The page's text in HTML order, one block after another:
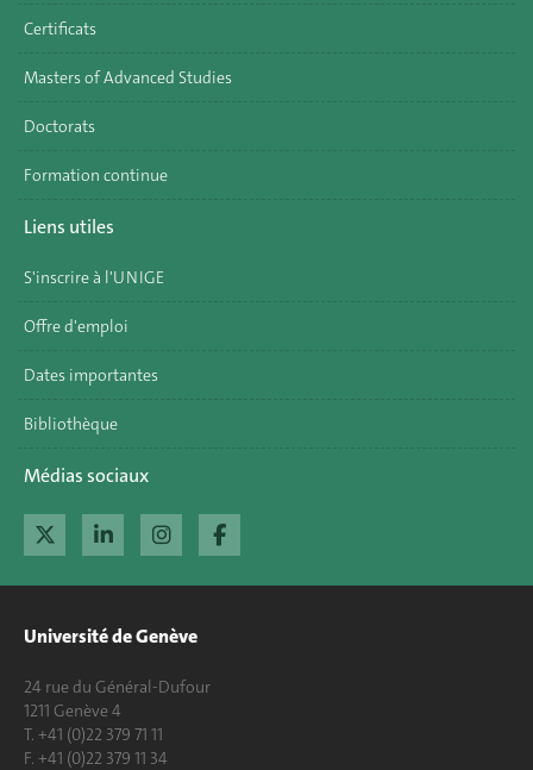
Certificats
Masters of Advanced Studies
Doctorats
Formation continue
Liens utiles
S'inscrire à l'UNIGE
Offre d'emploi
Dates importantes
Bibliothèque
Médias sociaux
Université de Genève
24 rue du Général-Dufour
1211 Genève 4
T. +41 (0)22 379 71 11
F. +41 (0)22 379 11 34